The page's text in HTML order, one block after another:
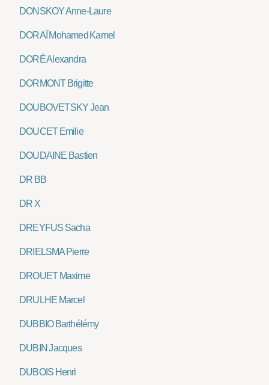
DONSKOY Anne-Laure
DORAÏ Mohamed Kamel
DORÉ Alexandra
DORMONT Brigitte
DOUBOVETSKY Jean
DOUCET Emilie
DOUDAINE Bastien
DR BB
DR X
DREYFUS Sacha
DRIELSMA Pierre
DROUET Maxime
DRULHE Marcel
DUBBIO Barthélémy
DUBIN Jacques
DUBOIS Henri